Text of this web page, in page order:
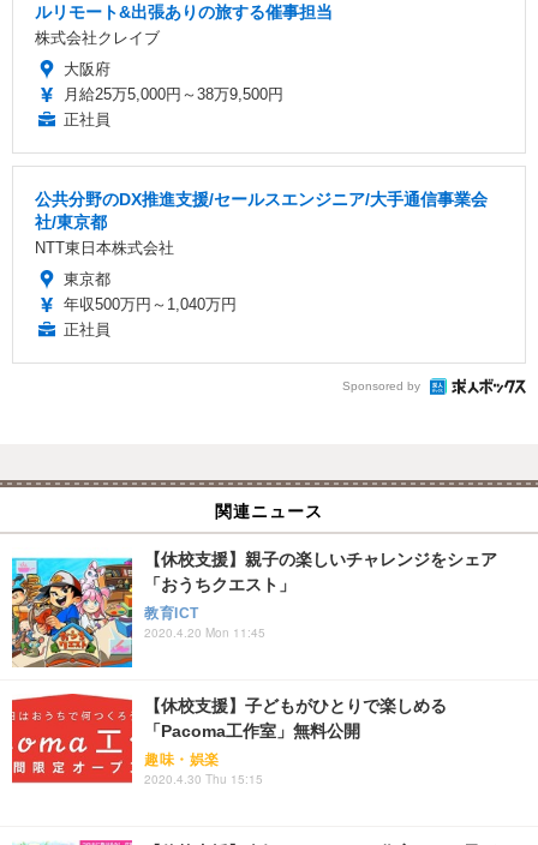
ルリモート&出張ありの旅する催事担当
株式会社クレイブ
大阪府
月給25万5,000円～38万9,500円
正社員
公共分野のDX推進支援/セールスエンジニア/大手通信事業会
社/東京都
NTT東日本株式会社
東京都
年収500万円～1,040万円
正社員
Sponsored by
関連ニュース
【休校支援】親子の楽しいチャレンジをシェア
「おうちクエスト」
教育ICT
2020.4.20 Mon 11:45
【休校支援】子どもがひとりで楽しめる
「Pacoma工作室」無料公開
趣味・娯楽
2020.4.30 Thu 15:15